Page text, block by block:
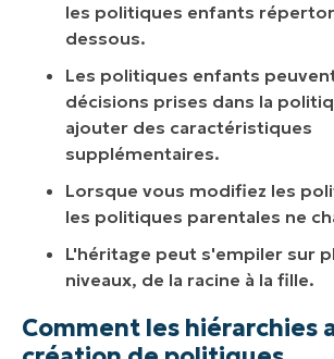
les politiques enfants
dessous.
Les politiques enfants
décisions prises dans la
ajouter des caractéristiques
supplémentaires.
Lorsque vous modifiez les
les politiques parentales ne
L'héritage peut s'empiler sur
niveaux, de la racine à la fille.
Comment les hiérarchies